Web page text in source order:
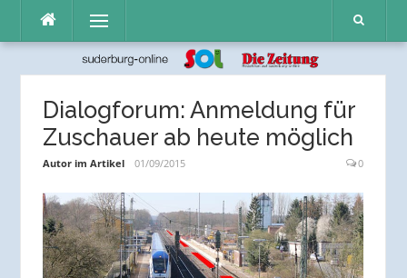
Inhalt
Menü
Dialogforum: Anmeldung für
Zuschauer ab heute möglich
Autor im Artikel 01/09/2015 0